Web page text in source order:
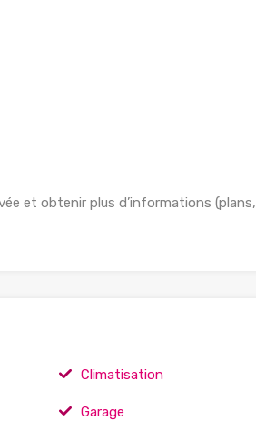
et obtenir plus d’informations (plans,
Climatisation
Garage